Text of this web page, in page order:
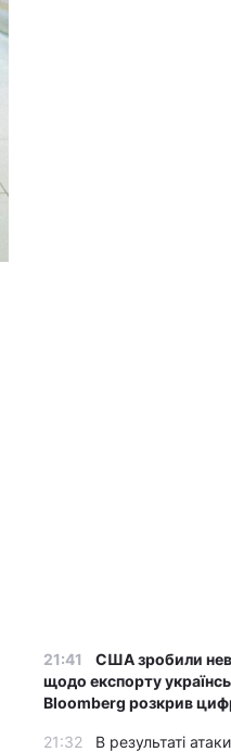
21:41
США зробили
щодо експорту
Bloomberg розкрив
21:32
В результаті